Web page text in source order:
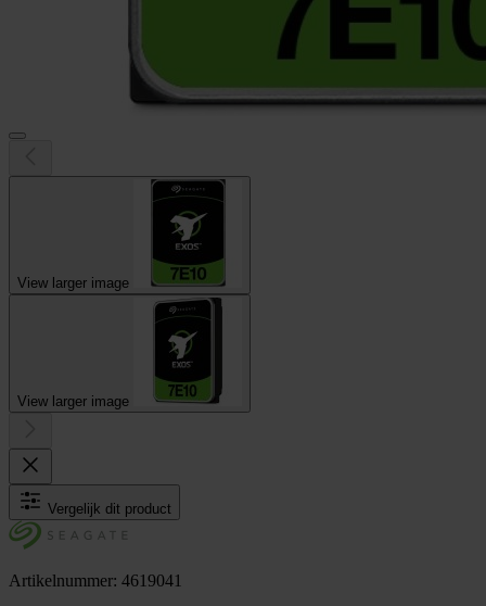
View larger image
View larger image
Vergelijk dit product
Artikelnummer: 4619041